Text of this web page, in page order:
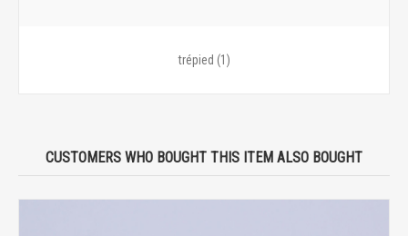
trépied (1)
CUSTOMERS WHO BOUGHT THIS ITEM ALSO BOUGHT